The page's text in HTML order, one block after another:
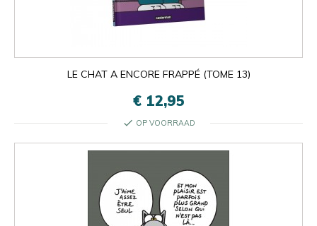
LE CHAT A ENCORE FRAPPÉ (TOME 13)
€ 12,95
check OP VOORRAAD